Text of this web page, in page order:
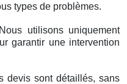
types de problèmes.
utilisons uniquement
garantir une intervention
devis sont détaillés, sans